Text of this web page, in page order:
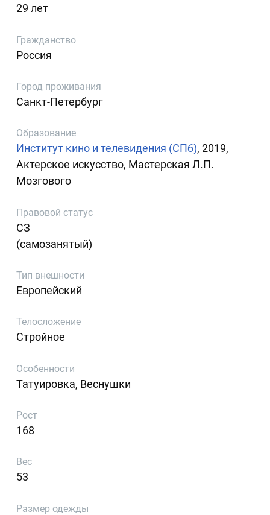
29 лет
Гражданство
Россия
Город проживания
Санкт-Петербург
Образование
Институт кино и телевидения (СПб), 2019,
Актерское искусство, Мастерская Л.П.
Мозгового
Правовой статус
СЗ
(самозанятый)
Тип внешности
Европейский
Телосложение
Стройное
Особенности
Татуировка, Веснушки
Рост
168
Вес
53
Размер одежды